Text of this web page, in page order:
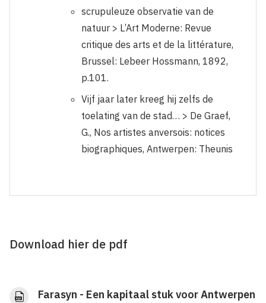
scrupuleuze observatie van de
natuur > L’Art Moderne: Revue
critique des arts et de la littérature,
Brussel: Lebeer Hossmann, 1892,
p.101.
Vijf jaar later kreeg hij zelfs de
toelating van de stad… > De Graef,
G., Nos artistes anversois: notices
biographiques, Antwerpen: Theunis
Download hier de pdf
Farasyn - Een kapitaal stuk voor Antwerpen